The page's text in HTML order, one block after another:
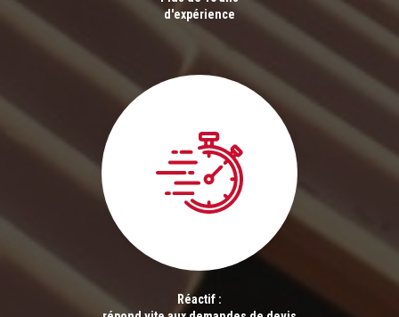
d'expérience
Réactif :